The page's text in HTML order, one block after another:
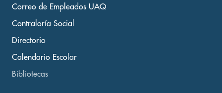
Correo de Empleados UAQ
Contraloría Social
Directorio
Calendario Escolar
Bibliotecas